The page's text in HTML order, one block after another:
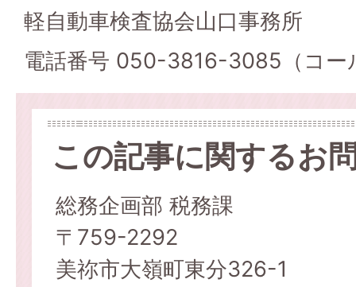
軽自動車検査協会山口事務所
電話番号 050-3816-3085（コー
この記事に関するお
総務企画部 税務課
〒759-2292
美祢市大嶺町東分326-1